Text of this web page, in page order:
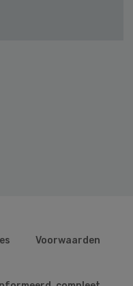
Voorwaarden